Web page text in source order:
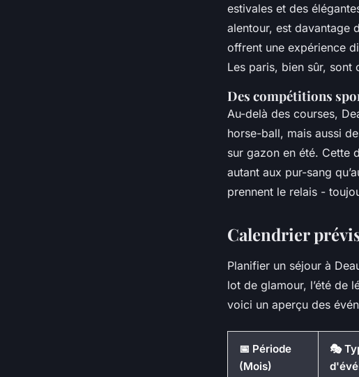
estivales et des
alentour, est davantage
offrent une expérience
Les paris, bien sûr, sont
Des compétitions
Au-delà des courses,
horse-ball, mais aussi
sur gazon en été. Cette
autant aux pur-sang
prennent le relais -
Calendrier
Planifier un séjour à
lot de glamour, l’été de
voici un aperçu des
📅 Période
(Mois)
🎭